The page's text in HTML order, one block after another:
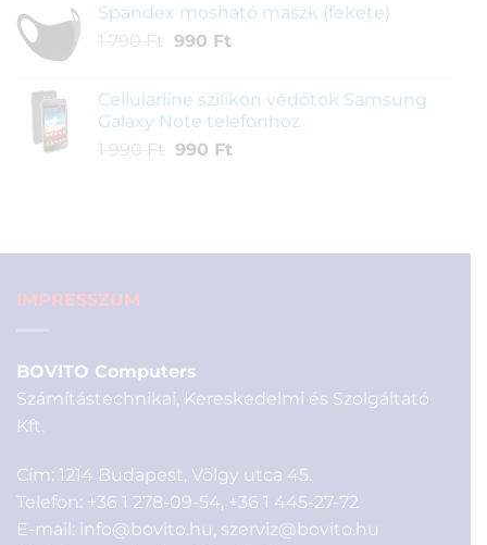
990 Ft.290 Ft.
Spandex mosható maszk (fekete)
1 790 Ft
Original
1
790 Ft.
990 FtCurrent
990 Ft.
Cellularline szilikon védőtok Samsung
Galaxy Note telefonhoz
1 990 Ft
Original
990 FtCurrent
IMPRESSZUM
BOVITO Computers
Számítástechnikai, Kereskedelmi és Szolgáltató
Kft.
Cím: 1214 Budapest, Völgy utca 45.
Telefon: +36 1 278-09-54, +36 1 445-27-72
E-mail: info@bovito.hu, szerviz@bovito.hu